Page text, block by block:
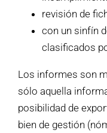
revisión de
con un sinfín
clasificados
Los informes son
sólo aquella
posibilidad de
bien de gestión